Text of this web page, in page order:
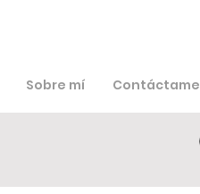
Sobre mí Contáctame